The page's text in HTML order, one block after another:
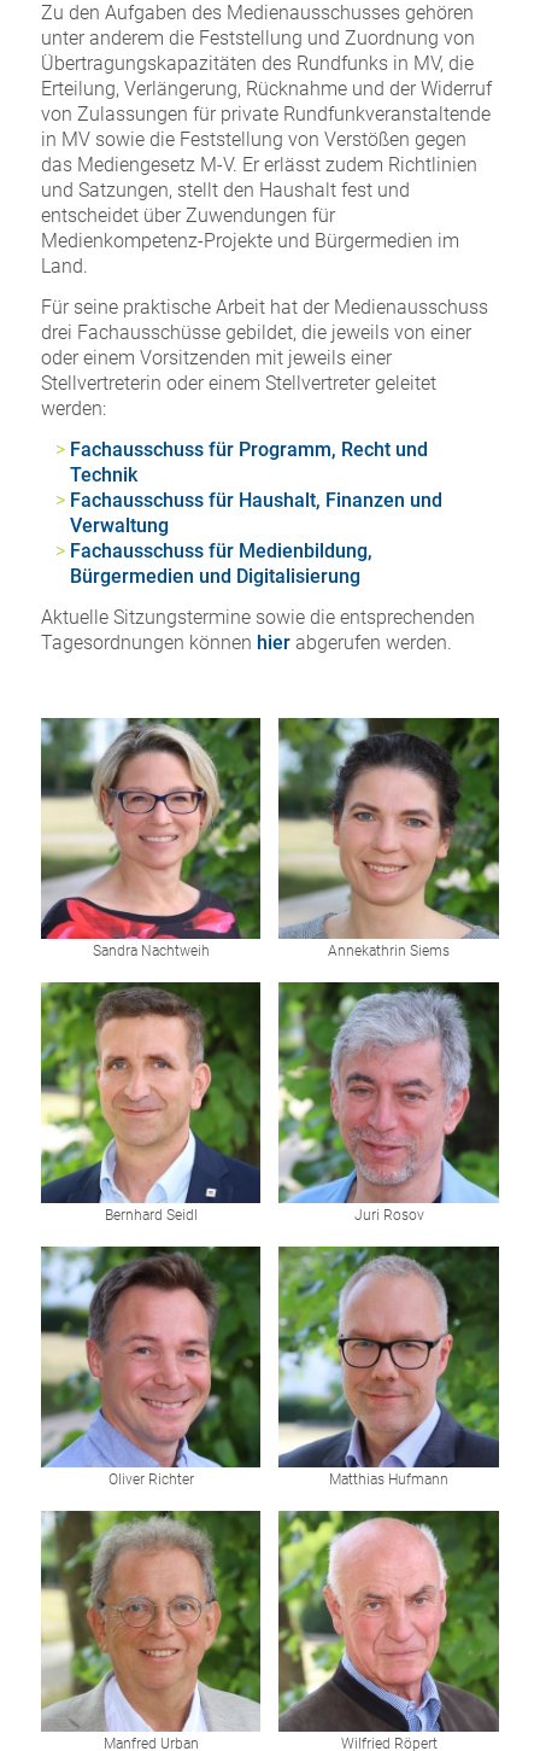
Zu den Aufgaben des Medienausschusses gehören
unter anderem die Feststellung und Zuordnung von
Übertragungskapazitäten des Rundfunks in MV, die
Erteilung, Verlängerung, Rücknahme und der Widerruf
von Zulassungen für private Rundfunkveranstaltende
in MV sowie die Feststellung von Verstößen gegen
das Mediengesetz M-V. Er erlässt zudem Richtlinien
und Satzungen, stellt den Haushalt fest und
entscheidet über Zuwendungen für
Medienkompetenz-Projekte und Bürgermedien im
Land.
Für seine praktische Arbeit hat der Medienausschuss
drei Fachausschüsse gebildet, die jeweils von einer
oder einem Vorsitzenden mit jeweils einer
Stellvertreterin oder einem Stellvertreter geleitet
werden:
Fachausschuss für Programm, Recht und
Technik
Fachausschuss für Haushalt, Finanzen und
Verwaltung
Fachausschuss für Medienbildung,
Bürgermedien und Digitalisierung
Aktuelle Sitzungstermine sowie die entsprechenden
Tagesordnungen können hierabgerufen werden.
Sandra Nachtweih Annekathrin Siems
Bernhard Seidl Juri Rosov
Oliver Richter Matthias Hufmann
Manfred Urban Wilfried Röpert